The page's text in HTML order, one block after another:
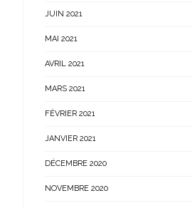
JUIN 2021
MAI 2021
AVRIL 2021
MARS 2021
FÉVRIER 2021
JANVIER 2021
DÉCEMBRE 2020
NOVEMBRE 2020